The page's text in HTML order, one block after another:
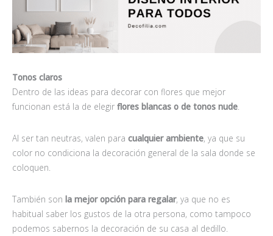
Tonos claros
Dentro de las ideas para decorar con flores que mejor
funcionan está la de elegir flores blancas o de tonos nude.
Al ser tan neutras, valen para cualquier ambiente, ya que su
color no condiciona la decoración general de la sala donde se
coloquen.
También son la mejor opción para regalar, ya que no es
habitual saber los gustos de la otra persona, como tampoco
podemos sabernos la decoración de su casa al dedillo.